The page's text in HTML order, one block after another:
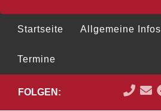
Startseite Allgemeine Infos
Termine
FOLGEN: